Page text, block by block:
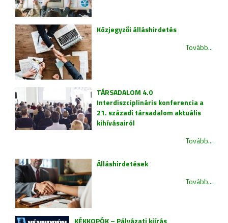
Közjegyzői álláshirdetés
Tovább...
TÁRSADALOM 4.0
Interdiszciplináris konferencia a
21. századi társadalom aktuális
kihívásairól
Tovább...
Álláshirdetések
Tovább...
KÉKKOPÓK – Pályázati kiírás